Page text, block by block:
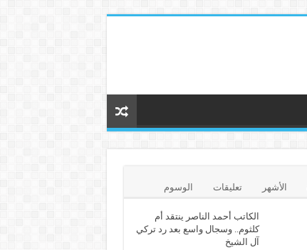
الأشهر تعليقات الوسوم
الكاتب أحمد الناصر ينتقد أم
كلثوم.. وسجال واسع بعد رد تركي
آل الشيخ